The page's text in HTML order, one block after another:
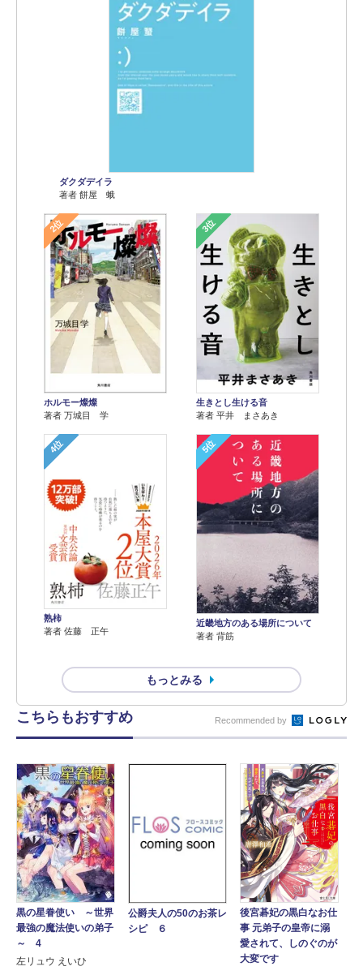
ダクダデイラ
著者 餅屋 蛾
2位
ホルモー燦燦
著者 万城目 学
3位
生きとし生ける音
著者 平井 まさあき
4位
熟柿
著者 佐藤 正午
5位
近畿地方のある場所について
著者 背筋
もっとみる
こちらもおすすめ Recommended by
黒の星眷使い ～世界
最強の魔法使いの弟子
～ 4
左リュウ えいひ
公爵夫人の50のお茶レ
シピ ６
後宮碁妃の黒白なお仕
事 元弟子の皇帝に溺
愛されて、しのぐのが
大変です